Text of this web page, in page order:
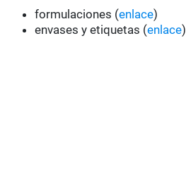
formulaciones (enlace)
envases y etiquetas (enlace)